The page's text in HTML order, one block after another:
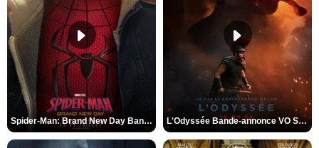
Spider-Man: Brand New Day Bande-annonce VO STFR L'Odyssée Bande-annonce VO STFR